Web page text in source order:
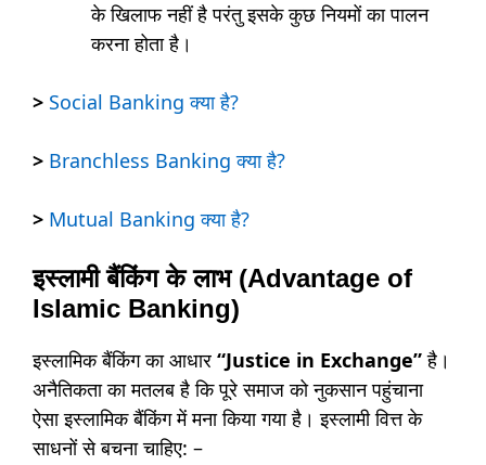
के खिलाफ नहीं है परंतु इसके कुछ नियमों का पालन
करना होता है।
> Social Banking क्या है?
> Branchless Banking क्या है?
> Mutual Banking क्या है?
इस्लामी बैंकिंग के लाभ (Advantage of
Islamic Banking)
इस्लामिक बैंकिंग का आधार “Justice in Exchange”है।
अनैतिकता का मतलब है कि पूरे समाज को नुकसान पहुंचाना
ऐसा इस्लामिक बैंकिंग में मना किया गया है। इस्लामी वित्त के
साधनों से बचना चाहिए: –